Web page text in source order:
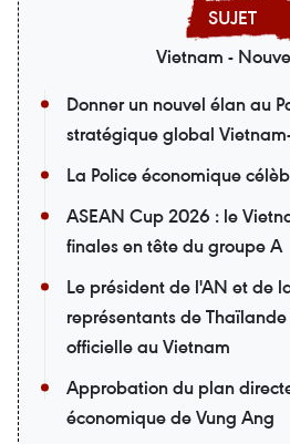
Vietnam -
Donner un nouvel élan au
stratégique global
La Police économique
ASEAN Cup 2026 : le
finales en tête du groupe A
Le président de l'AN et de
représentants de
officielle au Vietnam
Approbation du plan
économique de Vung Ang